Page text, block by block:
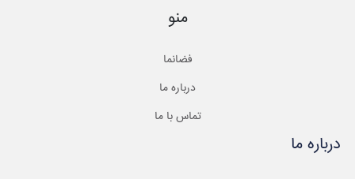
منو
فضانما
درباره ما
تماس با ما
درباره ما